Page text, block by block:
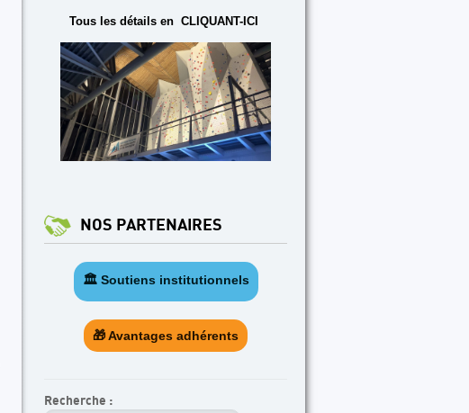
Tous les détails en CLIQUANT-ICI
NOS PARTENAIRES
🏛️ Soutiens institutionnels
🎁 Avantages adhérents
Recherche :